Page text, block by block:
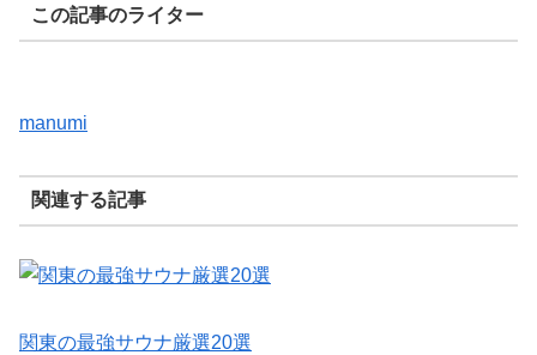
この記事のライター
manumi
関連する記事
関東の最強サウナ厳選20選